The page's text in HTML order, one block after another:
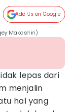
Add Us on Google
Makashin)
lepas dari
menjalin
hal yang